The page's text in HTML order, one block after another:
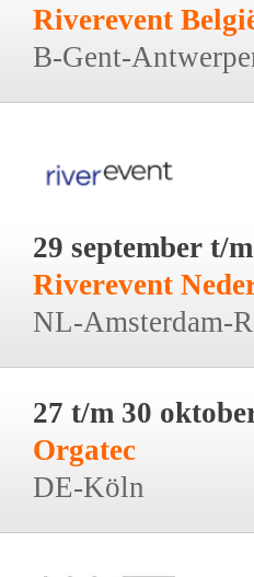
Riverevent
B-Gent-
29 september t/
Riverevent
NL-Amsterdam-
27 t/m 30
Orgatec
DE-Köln